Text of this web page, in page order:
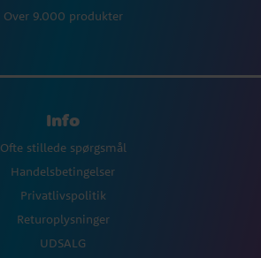
Over 9.000 produkter
Info
Ofte stillede spørgsmål
Handelsbetingelser
Privatlivspolitik
Returoplysninger
UDSALG